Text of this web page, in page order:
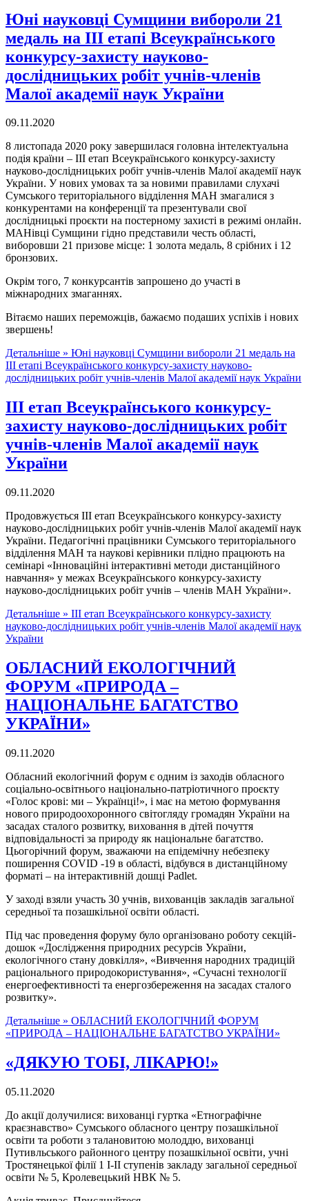
Юні науковці Сумщини вибороли 21
медаль на ІІІ етапі Всеукраїнського
конкурсу-захисту науково-
дослідницьких робіт учнів-членів
Малої академії наук України
09.11.2020
8 листопада 2020 року завершилася головна інтелектуальна
подія країни – ІІІ етап Всеукраїнського конкурсу-захисту
науково-дослідницьких робіт учнів-членів Малої академії наук
України. У нових умовах та за новими правилами слухачі
Сумського територіального відділення МАН змагалися з
конкурентами на конференції та презентували свої
дослідницькі проєкти на постерному захисті в режимі онлайн.
МАНівці Сумщини гідно представили честь області,
виборовши 21 призове місце: 1 золота медаль, 8 срібних і 12
бронзових.
Окрім того, 7 конкурсантів запрошено до участі в
міжнародних змаганнях.
Вітаємо наших переможців, бажаємо подаших успіхів і нових
звершень!
Детальніше » Юні науковці Сумщини вибороли 21 медаль на
ІІІ етапі Всеукраїнського конкурсу-захисту науково-
дослідницьких робіт учнів-членів Малої академії наук України
ІІІ етап Всеукраїнського конкурсу-
захисту науково-дослідницьких робіт
учнів-членів Малої академії наук
України
09.11.2020
Продовжується ІІІ етап Всеукраїнського конкурсу-захисту
науково-дослідницьких робіт учнів-членів Малої академії наук
України. Педагогічні працівники Сумського територіального
відділення МАН та наукові керівники плідно працюють на
семінарі «Інноваційні інтерактивні методи дистанційного
навчання» у межах Всеукраїнського конкурсу-захисту
науково-дослідницьких робіт учнів – членів МАН України».
Детальніше » ІІІ етап Всеукраїнського конкурсу-захисту
науково-дослідницьких робіт учнів-членів Малої академії наук
України
ОБЛАСНИЙ ЕКОЛОГІЧНИЙ
ФОРУМ «ПРИРОДА –
НАЦІОНАЛЬНЕ БАГАТСТВО
УКРАЇНИ»
09.11.2020
Обласний екологічний форум є одним із заходів обласного
соціально-освітнього національно-патріотичного проєкту
«Голос крові: ми – Українці!», і має на метою формування
нового природоохоронного світогляду громадян України на
засадах сталого розвитку, виховання в дітей почуття
відповідальності за природу як національне багатство.
Цьогорічний форум, зважаючи на епідемічну небезпеку
поширення COVID -19 в області, відбувся в дистанційному
форматі – на інтерактивній дошці Padlet.
У заході взяли участь 30 учнів, вихованців закладів загальної
середньої та позашкільної освіти області.
Під час проведення форуму було організовано роботу секцій-
дошок «Дослідження природних ресурсів України,
екологічного стану довкілля», «Вивчення народних традицій
раціонального природокористування», «Сучасні технології
енергоефективності та енергозбереження на засадах сталого
розвитку».
Детальніше » ОБЛАСНИЙ ЕКОЛОГІЧНИЙ ФОРУМ
«ПРИРОДА – НАЦІОНАЛЬНЕ БАГАТСТВО УКРАЇНИ»
«ДЯКУЮ ТОБІ, ЛІКАРЮ!»
05.11.2020
До акції долучилися: вихованці гуртка «Етнографічне
краєзнавство» Сумського обласного центру позашкільної
освіти та роботи з талановитою молоддю, вихованці
Путивльського районного центру позашкільної освіти, учні
Тростянецької філії 1 І-ІІ ступенів закладу загальної середньої
освіти № 5, Кролевецький НВК № 5.